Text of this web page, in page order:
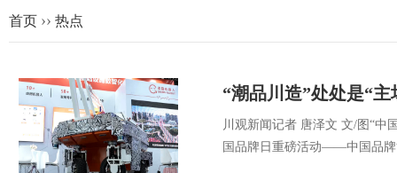
首页 ›› 热点
“潮品川造”处处是“
川观新闻记者 唐泽文 文/图“中
国品牌日重磅活动——中国品